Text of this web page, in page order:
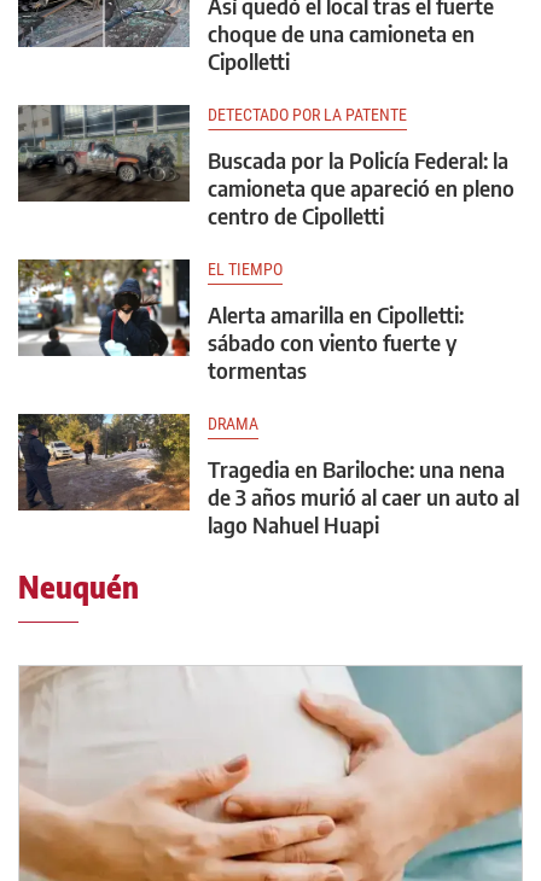
Así quedó el local tras el fuerte
choque de una camioneta en
Cipolletti
DETECTADO POR LA PATENTE
Buscada por la Policía Federal: la
camioneta que apareció en pleno
centro de Cipolletti
EL TIEMPO
Alerta amarilla en Cipolletti:
sábado con viento fuerte y
tormentas
DRAMA
Tragedia en Bariloche: una nena
de 3 años murió al caer un auto al
lago Nahuel Huapi
Neuquén